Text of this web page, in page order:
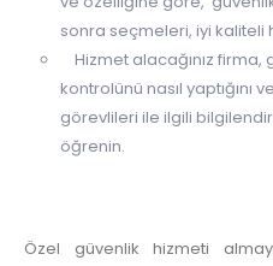
sonra seçmeleri, iyi kaliteli
Hizmet alacağınız firma,
kontrolünü nasıl yaptığını
görevlileri ile ilgili
öğrenin.
Özel güvenlik hizmeti